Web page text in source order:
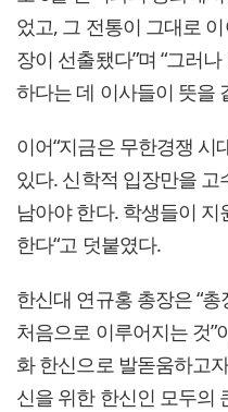
었고, 그 전통이 그대로
장이 선출됐다”며 “그러
하다는 데 이사들이 뜻을
이어“지금은 무한경쟁
있다. 신학적 입장만을 고
남아야 한다. 학생들이
한다“고 덧붙였다.
한신대 연규홍 총장은 “
처음으로 이루어지는 것”
화 한신으로 발돋움하고
신을 위한 한신인 모두의